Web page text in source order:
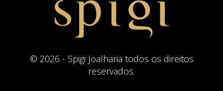
© 2026 - Spigi Joalharia todos os direitos
reservados.